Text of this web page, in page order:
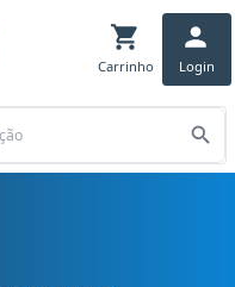
Carrinho Login